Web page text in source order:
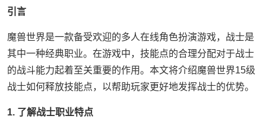
引言
魔兽世界是一款备受欢迎的多人在线角色扮演游戏，战士是
其中一种经典职业。在游戏中，技能点的合理分配对于战士
的战斗能力起着至关重要的作用。本文将介绍魔兽世界15级
战士如何释放技能点，以帮助玩家更好地发挥战士的优势。
1. 了解战士职业特点